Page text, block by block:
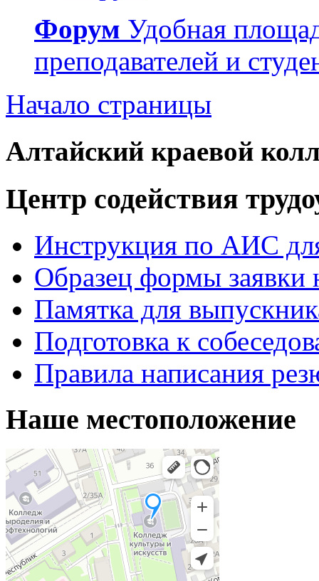
Форум Удобная
преподавателей и
Начало страницы
Алтайский краевой
Центр содействия
Инструкция по АИС
Образец формы заявки
Памятка для
Подготовка к
Правила написания
Наше местоположение